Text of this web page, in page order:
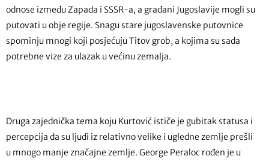
odnose između Zapada i SSSR-a, a građani Jugoslavije mogli su
putovati u obje regije. Snagu stare jugoslavenske putovnice
spominju mnogi koji posjećuju Titov grob, a kojima su sada
potrebne vize za ulazak u većinu zemalja.
Druga zajednička tema koju Kurtović ističe je gubitak statusa i
percepcija da su ljudi iz relativno velike i ugledne zemlje prešli
u mnogo manje značajne zemlje. George Peraloc rođen je u